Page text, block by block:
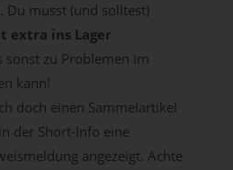
Du musst (und solltest)
extra ins Lager
sonst zu Problemen im
kann!
doch einen Sammelartikel
der Short-Info eine
angezeigt. Achte